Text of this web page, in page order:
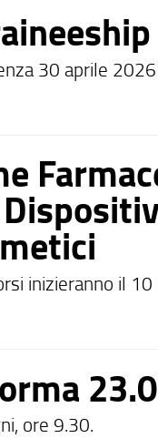
30 aprile
inizieranno il
ore 9.30.